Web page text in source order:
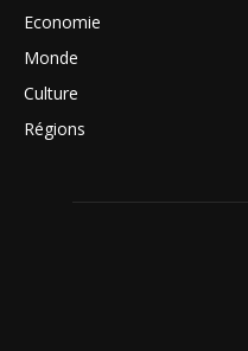
Economie
Monde
Culture
Régions